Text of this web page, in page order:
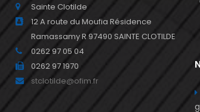
Sainte Clotilde
12 A route du Moufia Résidence
Ramassamy R 97490 SAINTE CLOTILDE
0262 97 05 04
0262 97 1970
stclotilde@ofim.fr